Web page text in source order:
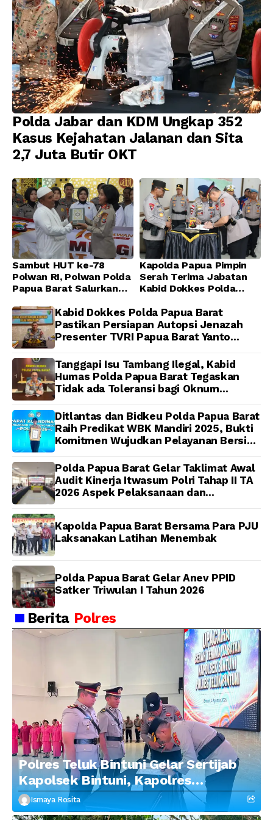
Polda Jabar dan KDM Ungkap 352
Kasus Kejahatan Jalanan dan Sita
2,7 Juta Butir OKT
Sambut HUT ke-78
Polwan RI, Polwan Polda
Papua Barat Salurkan
Ibadah Bersama di
Masjid Al-Muhajirin
Kapolda Papua Pimpin
Serah Terima Jabatan
Kabid Dokkes Polda
Kabid Dokkes Polda Papua Barat
Pastikan Persiapan Autopsi Jenazah
Presenter TVRI Papua Barat Yanto
Dijadwalkan Kamis
Tanggapi Isu Tambang Ilegal, Kabid
Humas Polda Papua Barat Tegaskan
Tidak ada Toleransi bagi Oknum
Ditlantas dan Bidkeu Polda Papua Barat
Raih Predikat WBK Mandiri 2025, Bukti
Komitmen Wujudkan Pelayanan Bersih
Polda Papua Barat Gelar Taklimat Awal
Audit Kinerja Itwasum Polri Tahap II TA
2026 Aspek Pelaksanaan dan
Kapolda Papua Barat Bersama Para PJU
Laksanakan Latihan Menembak
Polda Papua Barat Gelar Anev PPID
Satker Triwulan I Tahun 2026
Berita Polres
Polres Teluk Bintuni Gelar Sertijab
Kapolsek Bintuni, Kapolres
Tekankan Profesionalisme dan
Penguatan Sinergitas
Ismaya Rosita